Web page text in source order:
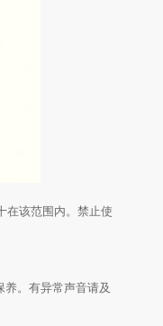
该范围内。禁止使
。有异常声音请及